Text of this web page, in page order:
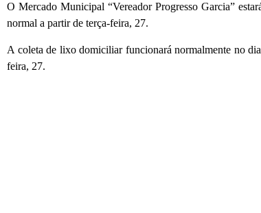
O Mercado Municipal “Vereador Progresso Garcia”
normal a partir de terça-feira, 27.
A coleta de lixo domiciliar funcionará normalmente no
feira, 27.